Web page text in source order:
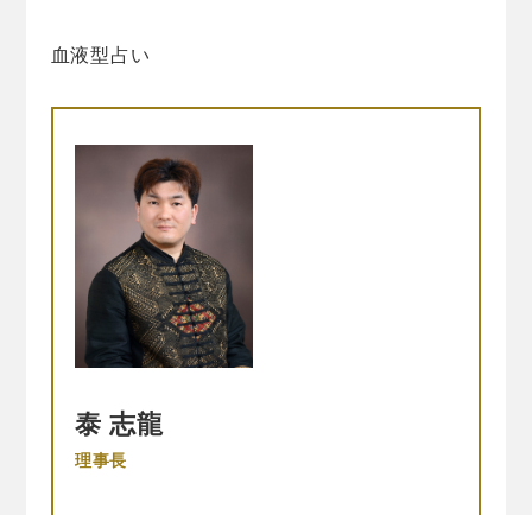
血液型占い
泰 志龍
理事長